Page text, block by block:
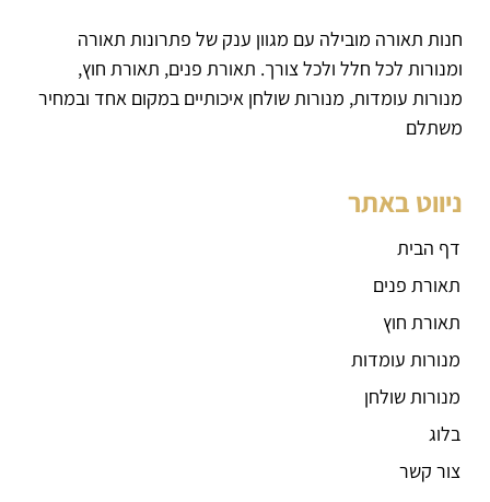
חנות תאורה מובילה עם מגוון ענק של פתרונות תאורה
ומנורות לכל חלל ולכל צורך. תאורת פנים, תאורת חוץ,
מנורות עומדות, מנורות שולחן איכותיים במקום אחד ובמחיר
משתלם
ניווט באתר
דף הבית
תאורת פנים
תאורת חוץ
מנורות עומדות
מנורות שולחן
בלוג
צור קשר